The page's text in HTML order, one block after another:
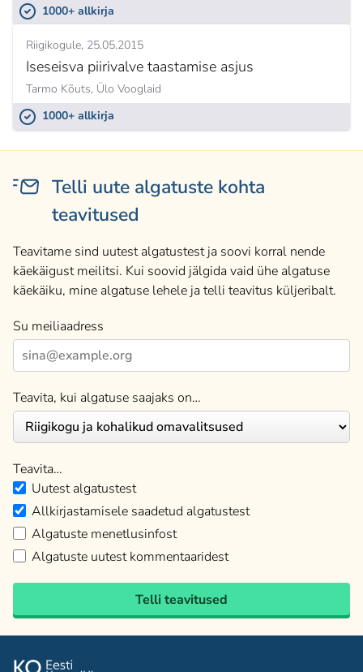
1000+ allkirja
Riigikogule 25.05.2015
Iseseisva piirivalve taastamise asjus
Tarmo Kõuts, Ülo Vooglaid
1000+ allkirja
Telli uute algatuste kohta
teavitused
Teavitame sind uutest algatustest ja soovi korral nende
käekäigust meilitsi. Kui soovid jälgida vaid ühe algatuse
käekäiku, mine algatuse lehele ja telli teavitus küljeribalt.
Su meiliaadress
Teavita, kui algatuse saajaks on…
Teavita…
Uutest algatustest
Allkirjastamisele saadetud algatustest
Algatuste menetlusinfost
Algatuste uutest kommentaaridest
Telli teavitused